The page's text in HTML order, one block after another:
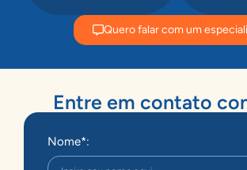
Quero falar com um
Entre em contato
Nome*: